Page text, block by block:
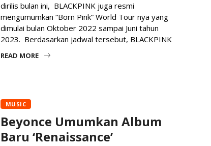
dirilis bulan ini,⁣ ⁣ BLACKPINK juga resmi
mengumumkan “Born Pink” World Tour nya yang
dimulai bulan Oktober 2022 sampai Juni tahun
2023.⁣ ⁣ Berdasarkan jadwal tersebut, BLACKPINK
READ MORE
MUSIC
Beyonce Umumkan Album
Baru ‘Renaissance’